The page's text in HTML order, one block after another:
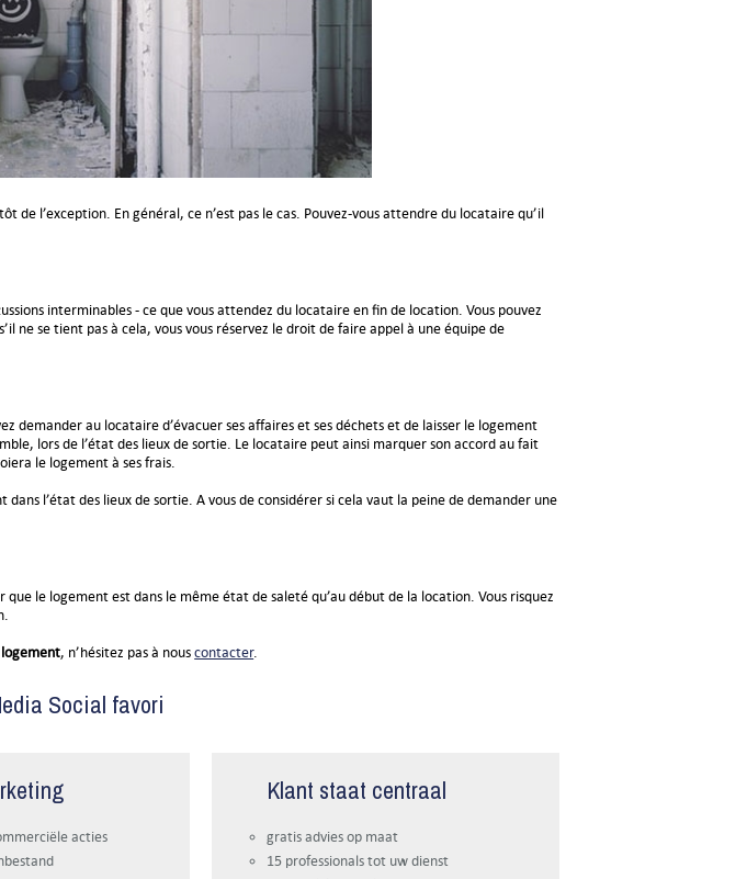
l’exception. En général, ce n’est pas le cas. Pouvez-vous attendre du locataire qu’il
interminables - ce que vous attendez du locataire en fin de location. Vous pouvez
se tient pas à cela, vous vous réservez le droit de faire appel à une équipe de
demander au locataire d’évacuer ses affaires et ses déchets et de laisser le logement
lors de l’état des lieux de sortie. Le locataire peut ainsi marquer son accord au fait
le logement à ses frais.
l’état des lieux de sortie. A vous de considérer si cela vaut la peine de demander une
le logement est dans le même état de saleté qu’au début de la location. Vous risquez
logement, n’hésitez pas à nouscontacter.
Social favori
acties
Klant staat centraal
gratis advies op maat
15 professionals tot uw dienst